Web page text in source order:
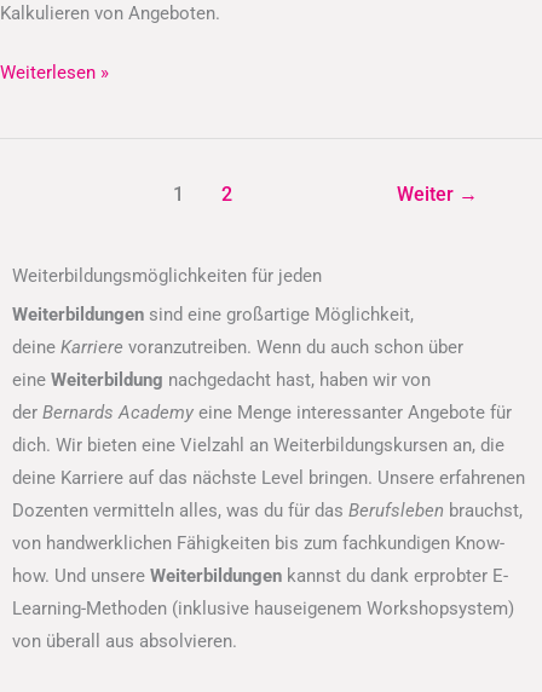
Kalkulieren von Angeboten.
Weiterlesen »
1 2 Weiter →
Weiterbildungsmöglichkeiten für jeden
Weiterbildungen sind eine großartige Möglichkeit,
deine Karriere voranzutreiben. Wenn du auch schon über
eine Weiterbildung nachgedacht hast, haben wir von
der Bernards Academy eine Menge interessanter Angebote für
dich. Wir bieten eine Vielzahl an Weiterbildungskursen an, die
deine Karriere auf das nächste Level bringen. Unsere erfahrenen
Dozenten vermitteln alles, was du für das Berufsleben brauchst,
von handwerklichen Fähigkeiten bis zum fachkundigen Know-
how. Und unsere Weiterbildungen kannst du dank erprobter E-
Learning-Methoden (inklusive hauseigenem Workshopsystem)
von überall aus absolvieren.